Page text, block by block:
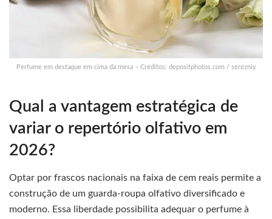
Perfume em destaque em cima da mesa – Créditos: depositphotos.com / serezniy
Qual a vantagem estratégica de
variar o repertório olfativo em
2026?
Optar por frascos nacionais na faixa de cem reais permite a
construção de um guarda-roupa olfativo diversificado e
moderno. Essa liberdade possibilita adequar o perfume à